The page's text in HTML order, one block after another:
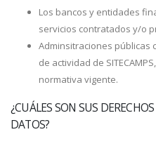
Los bancos y entidades
servicios contratados y/o
Adminsitraciones públicas
de actividad de
normativa vigente.
¿CUÁLES SON SUS
DATOS?